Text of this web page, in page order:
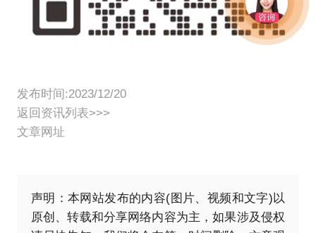
发布时间:2023/12/20
返回资讯列表>>>
文章网址
声明：本网站发布的内容(图片、视频和文字)以
原创、转载和分享网络内容为主，如果涉及侵权